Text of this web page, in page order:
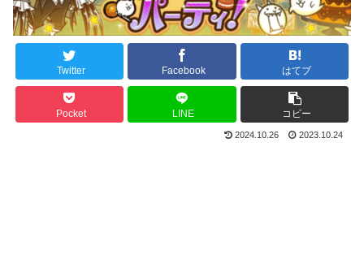
Twitter Facebook はてブ
Pocket LINE コピー
2024.10.26 2023.10.24